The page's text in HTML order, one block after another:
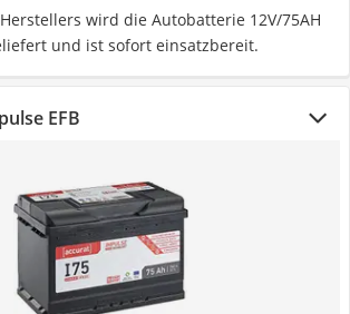
wird die Autobatterie 12V/75AH
und ist sofort einsatzbereit.
EFB